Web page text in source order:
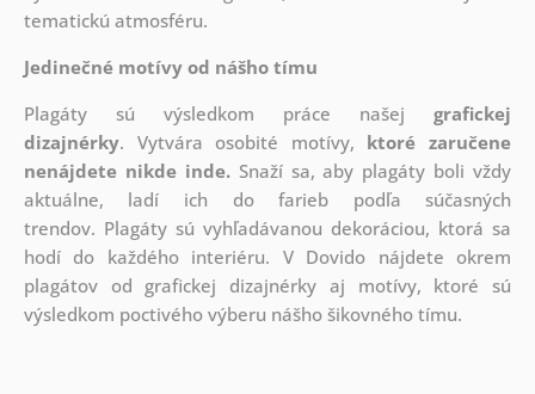
tematickú atmosféru.
Jedinečné motívy od nášho tímu
Plagáty sú výsledkom práce našejgrafickej
dizajnérky. Vytvára osobité motívy, ktoré zaručene
nenájdete nikde inde.Snaží sa, aby plagáty boli vždy
aktuálne, ladí ich do farieb podľa súčasných
trendov. Plagáty sú vyhľadávanou dekoráciou, ktorá sa
hodí do každého interiéru. V Dovido nájdete okrem
plagátov od grafickej dizajnérky aj motívy, ktoré sú
výsledkom poctivého výberu nášho šikovného tímu.